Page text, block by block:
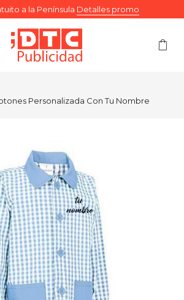
a la Península Detalles promo
Personalizada Con Tu Nombre